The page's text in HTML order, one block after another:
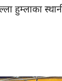
हुम्लाका